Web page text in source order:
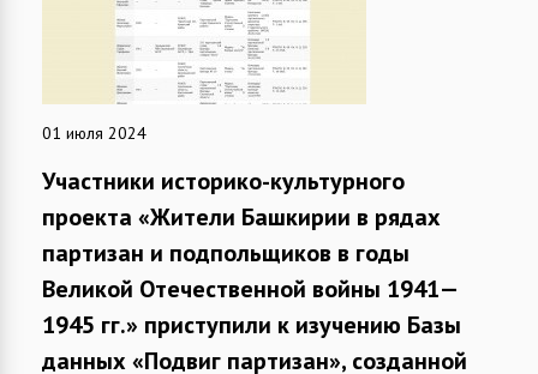
01 июля 2024
Участники историко-культурного
проекта «Жители Башкирии в рядах
партизан и подпольщиков в годы
Великой Отечественной войны 1941—
1945 гг.» приступили к изучению Базы
данных «Подвиг партизан», созданной